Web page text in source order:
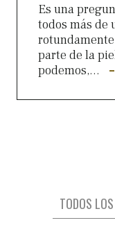
Es una
todos más de
parte de la
podemos,...
TODOS